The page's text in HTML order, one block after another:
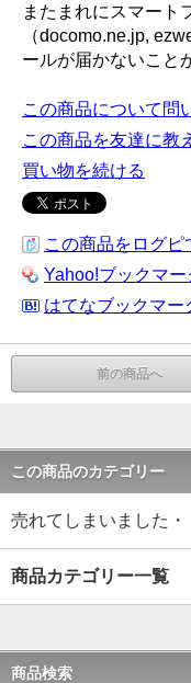
またまれにスマート
（docomo.ne.jp,
ールが届かないこと
この商品について問
この商品を友達に教
買い物を続ける
この商品をログピ
Yahoo!ブックマー
はてなブックマー
前の商品へ
この商品のカテゴリー
売れてしまいました・
商品カテゴリー一覧
商品検索